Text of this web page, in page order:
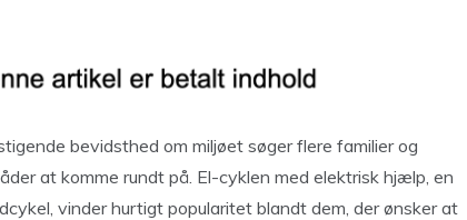
bevidsthed om miljøet søger flere familier og
at komme rundt på. El-cyklen med elektrisk hjælp, en
vinder hurtigt popularitet blandt dem, der ønsker at